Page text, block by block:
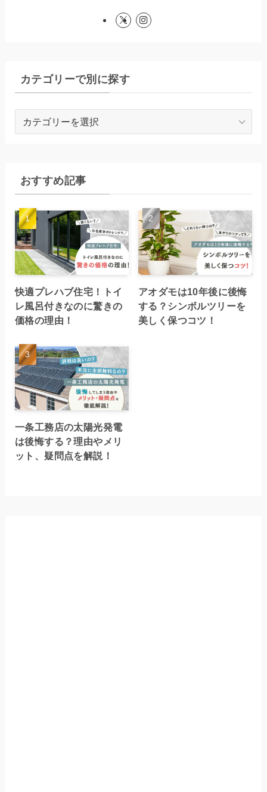
カテゴリーで別に探す
ー
に
探
す
おすすめ記事
快適プレハブ住宅！トイ
レ風呂付きなのに驚きの
価格の理由！
アオダモは10年後に後悔
する？シンボルツリーを
美しく保つコツ！
一条工務店の太陽光発電
は後悔する？理由やメリ
ット、疑問点を解説！